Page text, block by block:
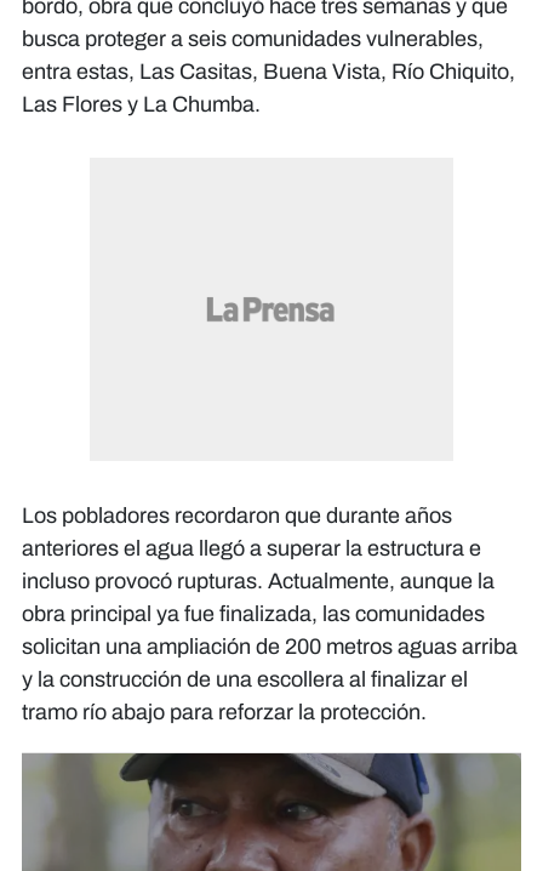
bordo, obra que concluyó hace tres semanas y que
busca proteger a seis comunidades vulnerables,
entra estas, Las Casitas, Buena Vista, Río Chiquito,
Las Flores y La Chumba.
Los pobladores recordaron que durante años
anteriores el agua llegó a superar la estructura e
incluso provocó rupturas. Actualmente, aunque la
obra principal ya fue finalizada, las comunidades
solicitan una ampliación de 200 metros aguas arriba
y la construcción de una escollera al finalizar el
tramo río abajo para reforzar la protección.